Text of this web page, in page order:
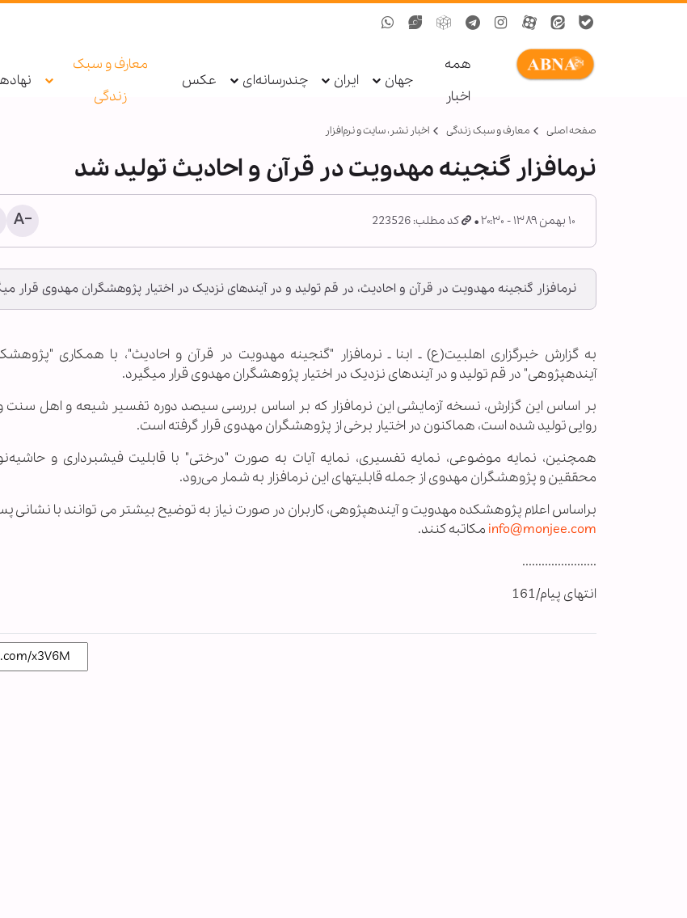
همه
اخبار
جهان ایران چندرسانه‌ای عکس
معارف و سبک
زندگی
صفحه اصلی معارف و سبک زندگی اخبار نشر، سايت و نرم‌افزار
نرم‏افزار گنجینه مهدویت در قرآن و احادیث تولید شد
۱۰ بهمن ۱۳۸۹ - ۲۰:۳۰ کد مطلب: 223526
نرم‏افزار گنجینه مهدویت در قرآن و احادیث، در قم تولید و در آینده‏ای نزدیک در اختیار پژوهش‏گران مهدوی قرار
به گزارش خبرگزاری اهل‏بیت(ع) ـ ابنا ـ نرم‏افزار "گنجینه مهدویت در قرآن و احادیث"، با همکاری
آینده‏پژوهی" در قم تولید و در آینده‏ای نزدیک در اختیار پژوهش‎گران مهدوی قرار می‏گیرد.
روایی تولید شده است، هم‏اکنون در اختیار برخی از پژوهشگران مهدوی قرار گرفته است.
همچنین، نمایه موضوعی، نمایه تفسیری، نمایه آیات به صورت "درختی" با قابلیت فیش‏برداری و
محققین و پژوهش‎گران مهدوی از جمله قابلیت‏های این نرم‏افزار به شمار می‌رود.
براساس اعلام پژوهشکده مهدویت و آینده‏پژوهی، کاربران در صورت نیاز به توضیح بیشتر می توانند با نشانی
info@monjee.com مکاتبه کنند.
.......................
انتهای پیام/161
بازارهای جهانی در
دادند